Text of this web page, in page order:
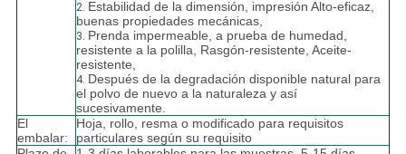
2. Estabilidad de la dimensión, impresión Alto-eficaz,
buenas propiedades mecánicas,
3. Prenda impermeable, a prueba de humedad,
resistente a la polilla, Rasgón-resistente, Aceite-
resistente,
4. Después de la degradación disponible natural para
el polvo de nuevo a la naturaleza y así
sucesivamente.
El
embalar:
Hoja, rollo, resma o modificado para requisitos
particulares según su requisito